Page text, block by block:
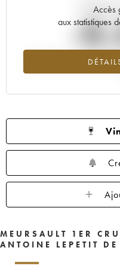
Accès
aux statistiques
-
Tendance à la baisse du
MEURSAULT 1ER
ANTOINE LEPETIT